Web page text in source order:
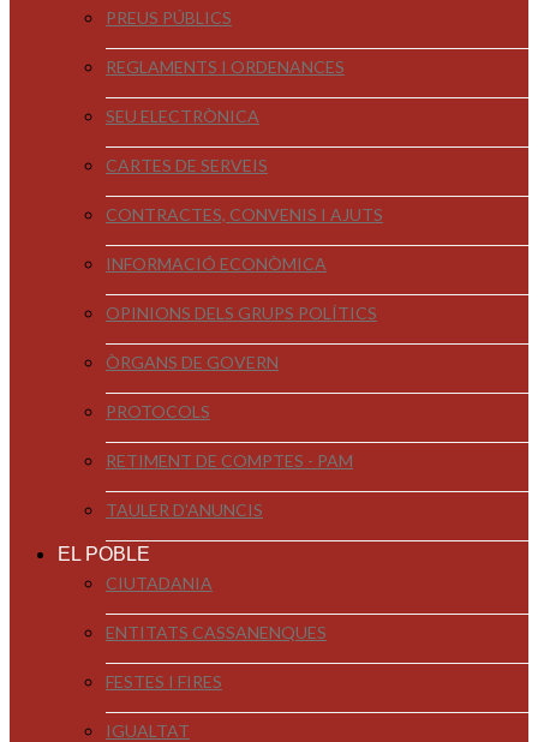
PREUS PÚBLICS
REGLAMENTS I ORDENANCES
SEU ELECTRÒNICA
CARTES DE SERVEIS
CONTRACTES, CONVENIS I AJUTS
INFORMACIÓ ECONÒMICA
OPINIONS DELS GRUPS POLÍTICS
ÒRGANS DE GOVERN
PROTOCOLS
RETIMENT DE COMPTES - PAM
TAULER D'ANUNCIS
EL POBLE
CIUTADANIA
ENTITATS CASSANENQUES
FESTES I FIRES
IGUALTAT